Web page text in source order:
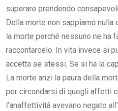
superare prendendo
Della morte non sappiamo nulla
la morte perché nessuno ne ha
raccontarcelo. In vita invece si
accetta se stessi. Se si ha la
La morte anzi la paura della
per circondarsi di quegli affetti
l’anaffettività avevano negato